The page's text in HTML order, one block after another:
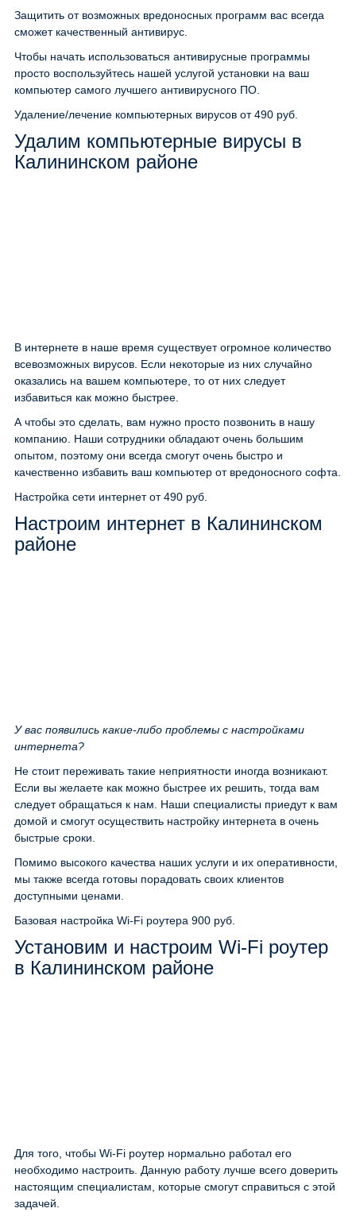
Защитить от возможных вредоносных программ вас всегда
сможет качественный антивирус.
Чтобы начать использоваться антивирусные программы
просто воспользуйтесь нашей услугой установки на ваш
компьютер самого лучшего антивирусного ПО.
Удаление/лечение компьютерных вирусов от 490 руб.
Удалим компьютерные вирусы в
Калининском районе
В интернете в наше время существует огромное количество
всевозможных вирусов. Если некоторые из них случайно
оказались на вашем компьютере, то от них следует
избавиться как можно быстрее.
А чтобы это сделать, вам нужно просто позвонить в нашу
компанию. Наши сотрудники обладают очень большим
опытом, поэтому они всегда смогут очень быстро и
качественно избавить ваш компьютер от вредоносного софта.
Настройка сети интернет от 490 руб.
Настроим интернет в Калининском
районе
У вас появились какие-либо проблемы с настройками
интернета?
Не стоит переживать такие неприятности иногда возникают.
Если вы желаете как можно быстрее их решить, тогда вам
следует обращаться к нам. Наши специалисты приедут к вам
домой и смогут осуществить настройку интернета в очень
быстрые сроки.
Помимо высокого качества наших услуги и их оперативности,
мы также всегда готовы порадовать своих клиентов
доступными ценами.
Базовая настройка Wi-Fi роутера 900 руб.
Установим и настроим Wi-Fi роутер
в Калининском районе
Для того, чтобы Wi-Fi роутер нормально работал его
необходимо настроить. Данную работу лучше всего доверить
настоящим специалистам, которые смогут справиться с этой
задачей.